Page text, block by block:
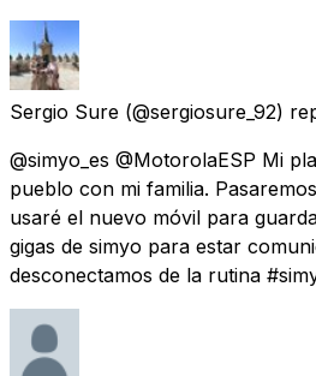
Sergio Sure (@sergiosure_92)
@simyo_es @MotorolaESP Mi
pueblo con mi familia.
usaré el nuevo móvil para
gigas de simyo para estar
desconectamos de la rutina